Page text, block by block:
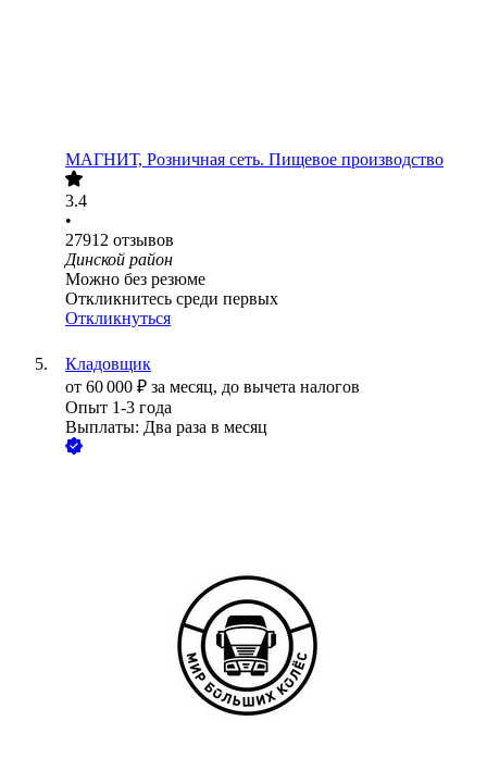
МАГНИТ, Розничная сеть. Пищевое производство
3.4
•
27912 отзывов
Динской район
Можно без резюме
Откликнитесь среди первых
Откликнуться
Кладовщик
от 60 000 ₽ за месяц, до вычета налогов
Опыт 1-3 года
Выплаты: Два раза в месяц